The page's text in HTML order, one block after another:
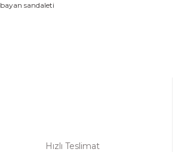
bayan sandaleti
Hızlı Teslimat